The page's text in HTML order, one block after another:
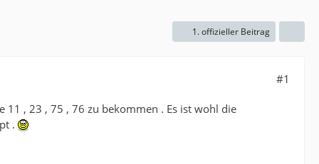
1. offizieller Beitrag
#1
11 , 23 , 75 , 76 zu bekommen . Es ist wohl die
.